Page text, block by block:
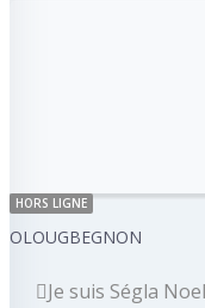
HORS LIGNE
OLOUGBEGNON
Je suis Ségla